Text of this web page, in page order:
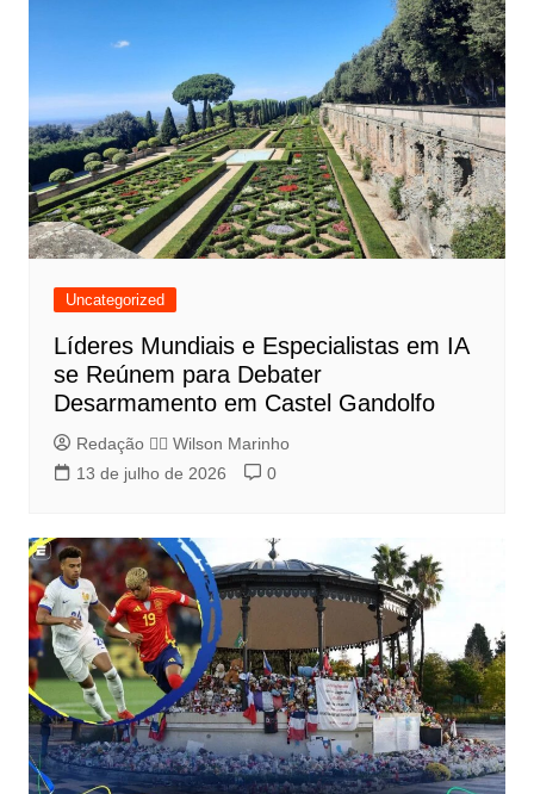
Uncategorized
Líderes Mundiais e Especialistas em IA
se Reúnem para Debater
Desarmamento em Castel Gandolfo
Redação 👨‍⚖️​ Wilson Marinho
13 de julho de 2026
0